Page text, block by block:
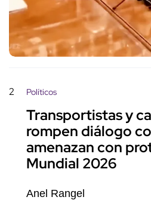
2 Políticos
Transportistas y
rompen diálogo
amenazan con
Mundial 2026
Anel Rangel